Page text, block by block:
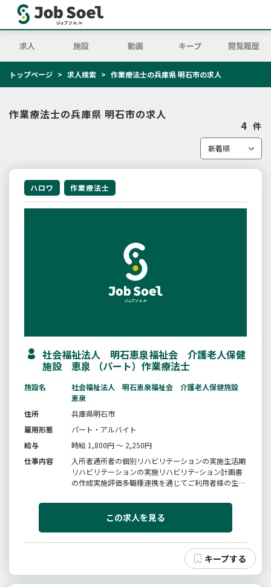
求人 施設 動画 キープ 閲覧履歴
トップページ 求人検索 作業療法士の兵庫県 明石市の求人
作業療法士の兵庫県 明石市の求人
4 件
ハロワ 作業療法士
社会福祉法人 明石恵泉福祉会 介護老人保健
施設 恵泉 （パート）作業療法士
施設名
社会福祉法人 明石恵泉福祉会 介護老人保健施設
恵泉
住所
兵庫県明石市
雇用形態
パート・アルバイト
給与
時給 1,800円 ～ 2,250円
仕事内容
入所者通所者の個別リハビリテーションの実施生活期
リハビリテーションの実施リハビリテ−ション計画書
の作成実施評価多職種連携を通じてご利用者様の生活
更範囲：変更なし
この求人を見る